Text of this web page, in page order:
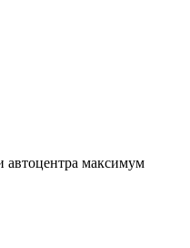
автоцентра максимум